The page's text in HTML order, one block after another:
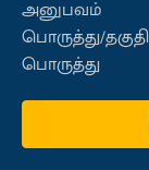
Sales)
அனுபவம்
பொருத்து/தகுதி
பொருத்து